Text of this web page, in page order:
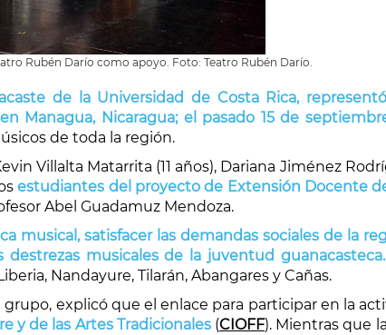
Rubén Darío como apoyo. Foto: Teatro Rubén Darío.
de la Universidad de Costa Rica,
Managua, Nicaragua; el pasado 15 de
de toda la región.
Villalta Matarrita (11 años), Dariana Jiménez
estudiantes del proyecto de Extensión Docente
Abel Guadamuz Mendoza.
musical, satisfacer las demandas sociales de la
musicales de la juventud guanacasteca.
Nandayure, Tilarán, Abangares y Cañas.
explicó que el enlace para participar en la
y de las Artes Tradicionales (CIOFF). Mientras que